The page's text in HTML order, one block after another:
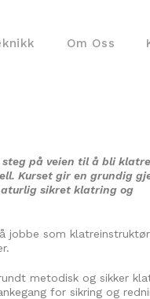
Om Oss
på veien til å bli
Kurset gir en grundig
sikret klatring og
jobbe som
metodisk og sikker
for sikring og